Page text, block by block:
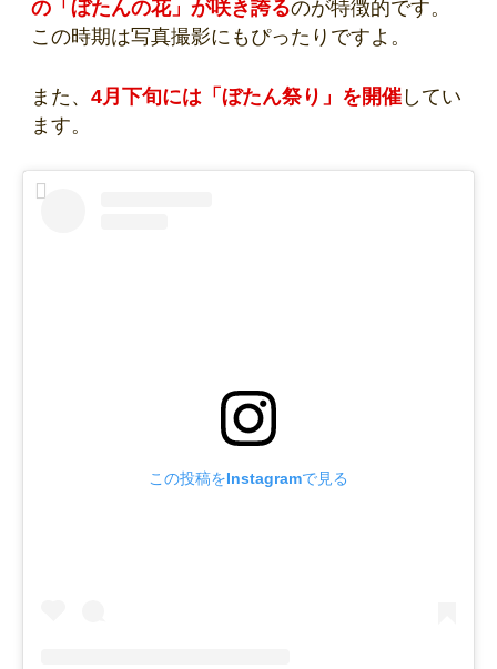
の「ぼたんの花」が咲き誇るのが特徴的です。
この時期は写真撮影にもぴったりですよ。
また、 4月下旬には「ぼたん祭り」を開催 してい
ます。
この投稿をInstagramで見る